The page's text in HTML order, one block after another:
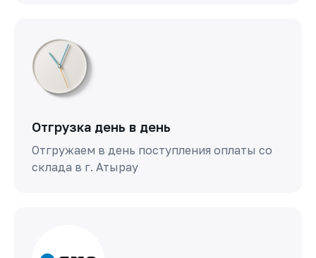
Отгрузка день в день
Отгружаем в день поступления оплаты со
склада в г. Атырау